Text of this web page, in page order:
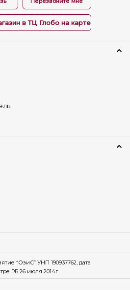
в ТЦ Глобо на карте
“ОзиС” УНП 190937762, дата
РБ 26 июля 2014г.